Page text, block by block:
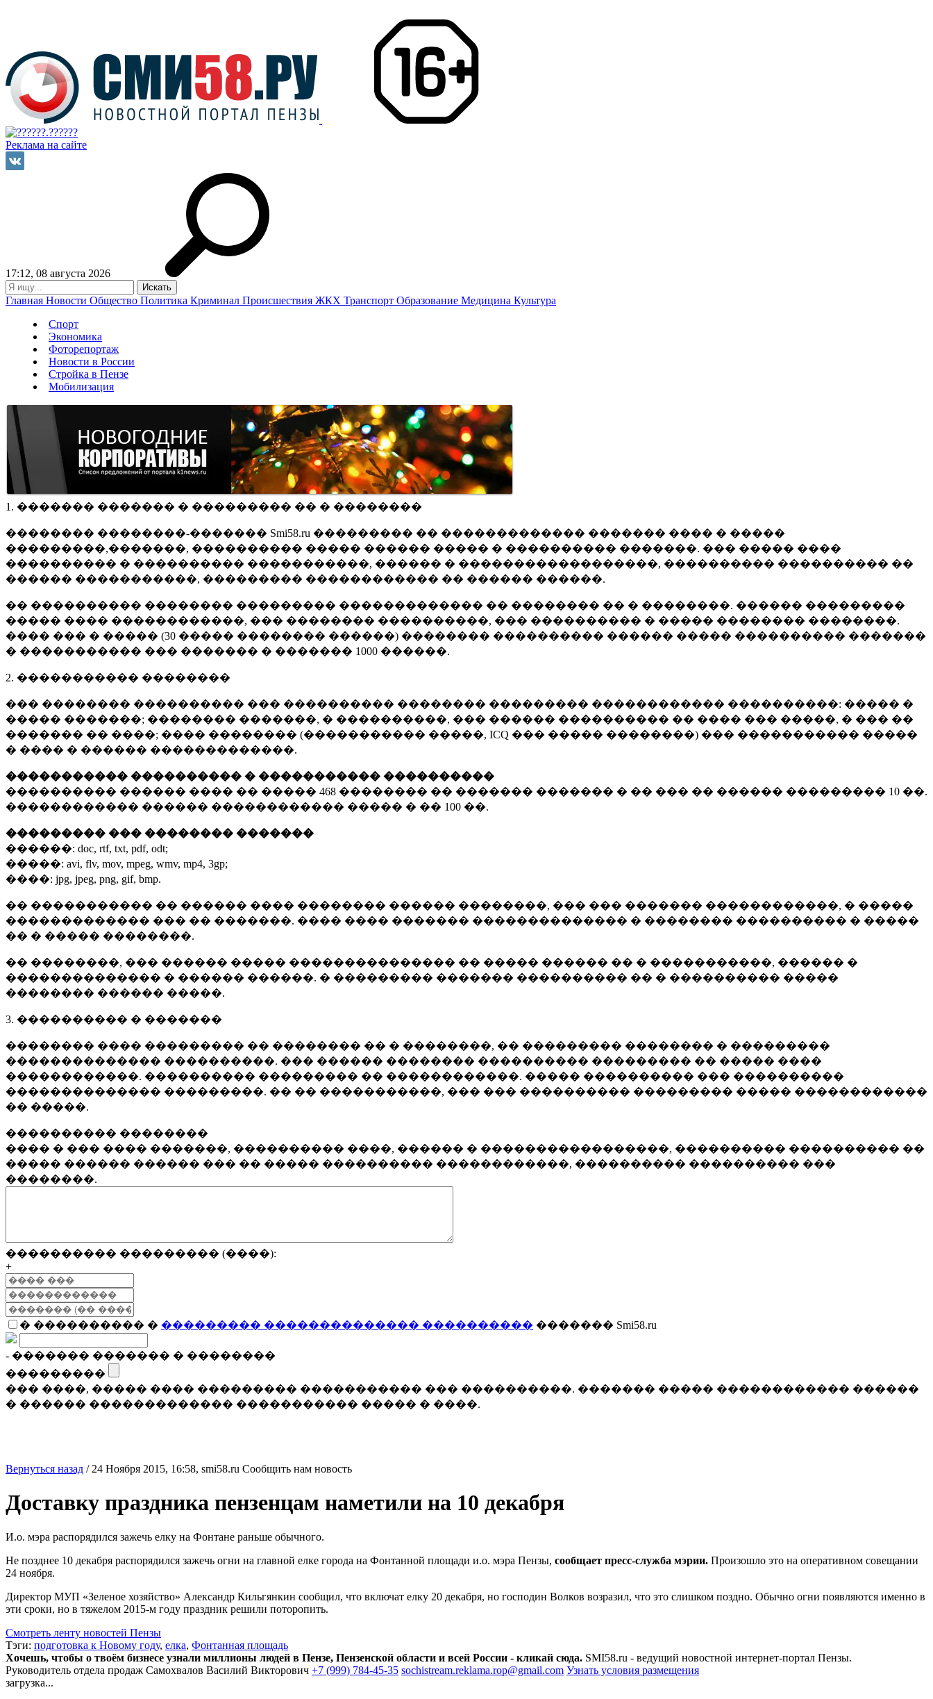
Реклама на сайте
17:12, 08 августа 2026
Главная Новости Общество Политика Криминал Происшествия ЖКХ Транспорт Образование Медицина Культура
Спорт
Экономика
Фоторепортаж
Новости в России
Стройка в Пензе
Мобилизация
1. ������� ������� � ��������� �� � ��������
�������� ��������-������� Smi58.ru ��������� �� ������������� ������� ���� � �����
���������,�������, ���������� ����� ������ ����� � ���������� �������. ��� ����� ����
���������� � ���������� �����������, ������ � ������������������, ���������� ���������� ��
������ �����������, ��������� ������������ �� ������ ������.
�� ���������� �������� ��������� ������������� �� �������� �� � ��������. ������ ���������
����� ���� ������������, ��� �������� ����������, ��� ���������� � ����� �������� ��������.
���� ��� � ����� (30 ����� �������� ������) �������� ���������� ������ ����� ���������� �������
� ����������� ��� ������� � ������� 1000 ������.
2. ����������� ��������
��� �������� ���������� ��� ���������� �������� ��������� ������������ ����������: ����� �
����� �������; �������� �������, � ����������, ��� ������ ���������� �� ���� ��� �����, � ��� ��
������� �� ����; ���� �������� (����������� �����, ICQ ��� ����� ��������) ��� ����������� �����
� ���� � ������ �������������.
����������� ���������� � ����������� ����������
���������� ������ ���� �� ����� 468 �������� �� ������� ������� � �� ��� �� ������ ��������� 10 ��.
������������ ������ ������������ ����� � �� 100 ��.
��������� ��� �������� �������
������: doc, rtf, txt, pdf, odt;
�����: avi, flv, mov, mpeg, wmv, mp4, 3gp;
����: jpg, jpeg, png, gif, bmp.
�� ����������� �� ������ ���� �������� ������ ��������, ��� ��� ������� ������������, � �����
������������� ��� �� �������. ���� ���� ������� �������������� � �������� ���������� � �����
�� � ����� ��������.
�� ��������, ��� ������ ����� ��������������� �� ����� ������ �� � �����������, ������ �
�������������� � ������ ������. � ��������� ������� ���������� �� � ���������� �����
�������� ������ �����.
3. ���������� � �������
�������� ���� ��������� �� �������� �� � ��������, �� ��������� �������� � ���������
�������������� ����������. ��� ������ �������� ���������� ��������� �� ����� ����
������������. ���������� ��������� �� ������������. ����� ���������� ��� ����������
�������������� ���������. �� �� �����������, ��� ��� ���������� ��������� ����� ������������
�� �����.
���������� ��������
���� � ��� ���� �������, ���������� ����, ������ � �����������������, ���������� ���������� ��
����� ������ ������ ��� �� ����� ���������� ������������, ���������� ���������� ���
��������.
���������� ��������� (����):
+
� ���������� � ��������� �������������� ���������� ������� Smi58.ru
- ������� ������� � ��������
���������
��� ����, ����� ���� ��������� ����������� ��� ����������. ������� ����� ������������ ������
� ������ ������������� ����������� ����� � ����.
Вернуться назад / 24 Ноября 2015, 16:58, smi58.ru Сообщить нам новость
Доставку праздника пензенцам наметили на 10 декабря
И.о. мэра распорядился зажечь елку на Фонтане раньше обычного.
Не позднее 10 декабря распорядился зажечь огни на главной елке города на Фонтанной площади и.о. мэра Пензы, сообщает пресс-служба мэрии. Произошло это на оперативном совещании
24 ноября.
Директор МУП «Зеленое хозяйство» Александр Кильгянкин сообщил, что включат елку 20 декабря, но господин Волков возразил, что это слишком поздно. Обычно огни появляются именно в
эти сроки, но в тяжелом 2015-м году праздник решили поторопить.
Смотреть ленту новостей Пензы
Тэги: подготовка к Новому году, елка, Фонтанная площадь
Хочешь, чтобы о твоём бизнесе узнали миллионы людей в Пензе, Пензенской области и всей России - кликай сюда. SMI58.ru - ведущий новостной интернет-портал Пензы.
Руководитель отдела продаж Самохвалов Василий Викторович +7 (999) 784-45-35 sochistream.reklama.rop@gmail.com Узнать условия размещения
загрузка...